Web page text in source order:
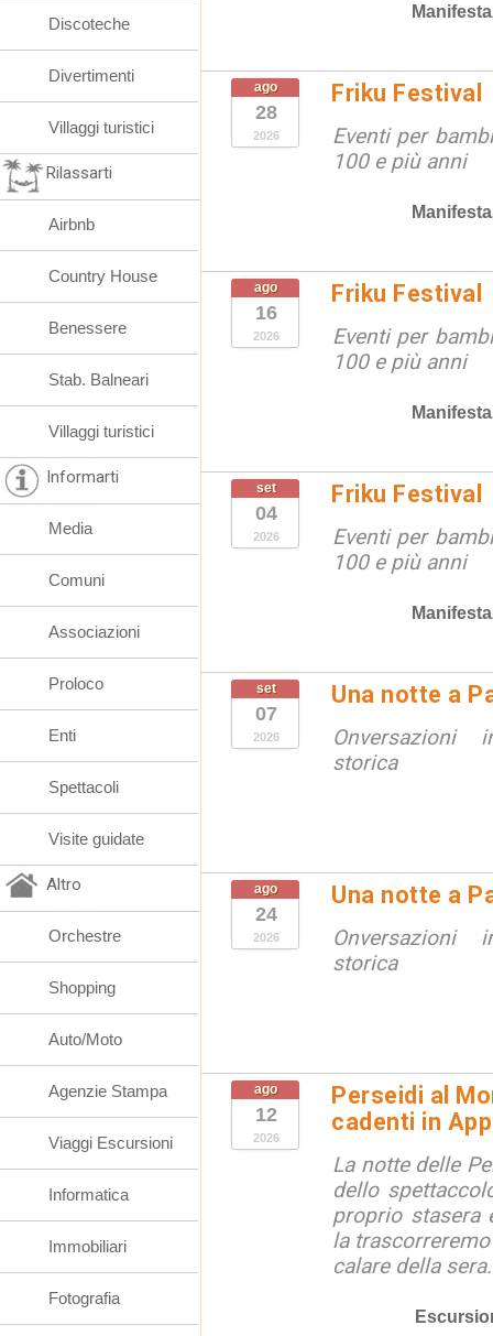
ago
28
2026
Friku Festival
Eventi per
100 e più anni
ago
16
2026
Friku Festival
Eventi per
100 e più anni
set
04
2026
Friku Festival
Eventi per
100 e più anni
set
07
2026
Una notte a
Onversazioni
storica
ago
24
2026
Una notte a
Onversazioni
storica
ago
12
2026
Perseidi al
cadenti in
La notte delle
dello
proprio stasera
la
calare della
Discoteche
Divertimenti
Villaggi turistici
Rilassarti
Airbnb
Country House
Benessere
Stab. Balneari
Villaggi turistici
Informarti
Media
Comuni
Associazioni
Proloco
Enti
Spettacoli
Visite guidate
Altro
Orchestre
Shopping
Auto/Moto
Agenzie Stampa
Viaggi Escursioni
Informatica
Immobiliari
Fotografia